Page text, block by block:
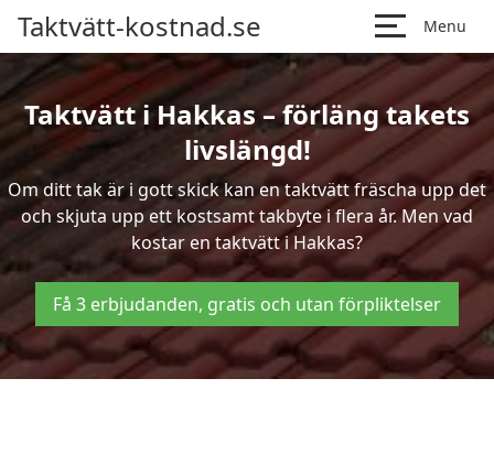
Taktvätt-kostnad.se Menu
Taktvätt i Hakkas – förläng takets
livslängd!
Om ditt tak är i gott skick kan en taktvätt fräscha upp det
och skjuta upp ett kostsamt takbyte i flera år. Men vad
kostar en taktvätt i Hakkas?
Få 3 erbjudanden, gratis och utan förpliktelser